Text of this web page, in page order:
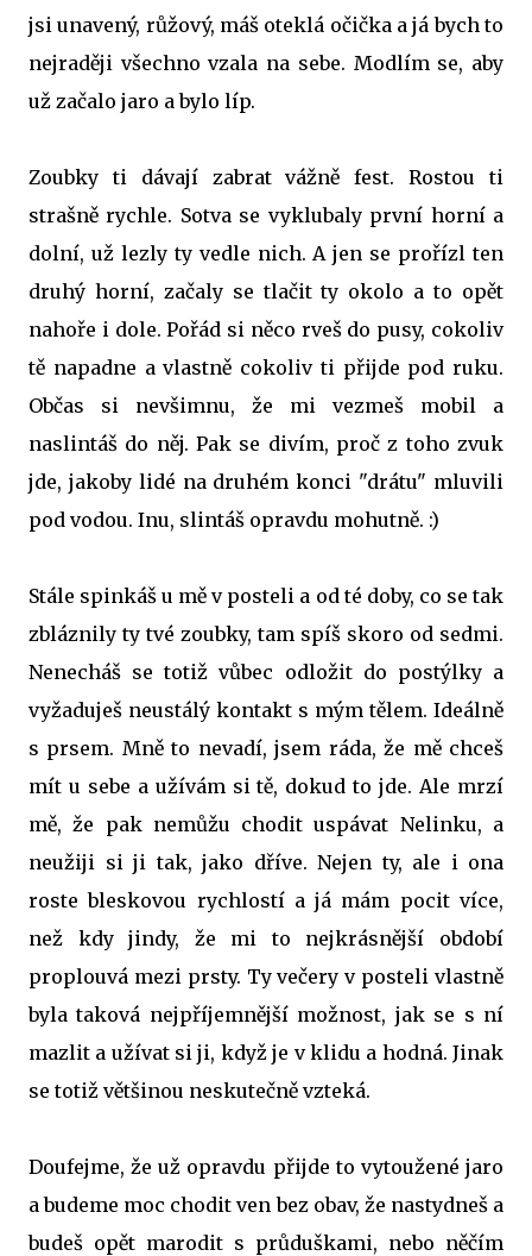
jsi unavený, růžový, máš oteklá očička a já bych to
nejraději všechno vzala na sebe. Modlím se, aby
už začalo jaro a bylo líp.
Zoubky ti dávají zabrat vážně fest. Rostou ti
strašně rychle. Sotva se vyklubaly první horní a
dolní, už lezly ty vedle nich. A jen se prořízl ten
druhý horní, začaly se tlačit ty okolo a to opět
nahoře i dole. Pořád si něco rveš do pusy, cokoliv
tě napadne a vlastně cokoliv ti přijde pod ruku.
Občas si nevšimnu, že mi vezmeš mobil a
naslintáš do něj. Pak se divím, proč z toho zvuk
jde, jakoby lidé na druhém konci "drátu" mluvili
pod vodou. Inu, slintáš opravdu mohutně. :)
Stále spinkáš u mě v posteli a od té doby, co se tak
zbláznily ty tvé zoubky, tam spíš skoro od sedmi.
Nenecháš se totiž vůbec odložit do postýlky a
vyžaduješ neustálý kontakt s mým tělem. Ideálně
s prsem. Mně to nevadí, jsem ráda, že mě chceš
mít u sebe a užívám si tě, dokud to jde. Ale mrzí
mě, že pak nemůžu chodit uspávat Nelinku, a
neužiji si ji tak, jako dříve. Nejen ty, ale i ona
roste bleskovou rychlostí a já mám pocit více,
než kdy jindy, že mi to nejkrásnější období
proplouvá mezi prsty. Ty večery v posteli vlastně
byla taková nejpříjemnější možnost, jak se s ní
mazlit a užívat si ji, když je v klidu a hodná. Jinak
se totiž většinou neskutečně vzteká.
Doufejme, že už opravdu přijde to vytoužené jaro
a budeme moc chodit ven bez obav, že nastydneš a
budeš opět marodit s průduškami, nebo něčím